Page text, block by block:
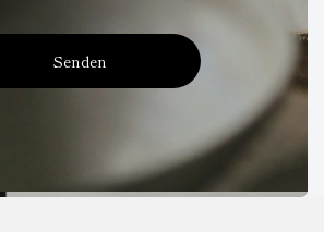
Senden